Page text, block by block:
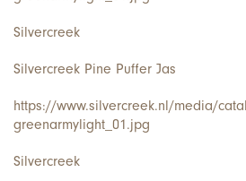
Silvercreek
Silvercreek Pine Puffer Jas
https://www.silvercreek.nl/media/
greenarmylight_01.jpg
Silvercreek